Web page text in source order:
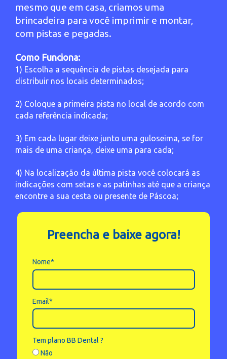
mesmo que em casa, criamos uma
brincadeira para você imprimir e montar,
com pistas e pegadas.
Como Funciona:
1) Escolha a sequência de pistas desejada para
distribuir nos locais determinados;
2) Coloque a primeira pista no local de acordo com
cada referência indicada;
3) Em cada lugar deixe junto uma guloseima, se for
mais de uma criança, deixe uma para cada;
4) Na localização da última pista você colocará as
indicações com setas e as patinhas até que a criança
encontre a sua cesta ou presente de Páscoa;
Preencha e baixe agora!
Nome*
Email*
Tem plano BB Dental ?
Não